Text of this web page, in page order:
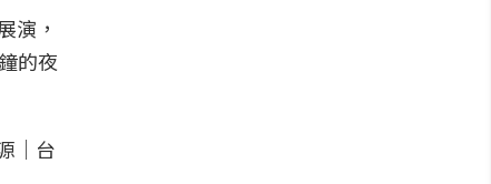
演，
的夜